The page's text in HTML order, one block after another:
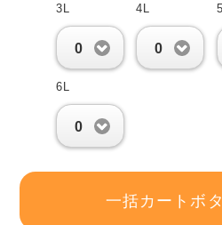
3L
0
4L
0
6L
0
一括カートボ